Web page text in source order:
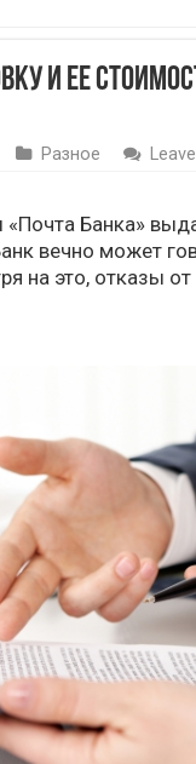
и ее
Разное
«Почта Банка»
вечно может
на это, отказы